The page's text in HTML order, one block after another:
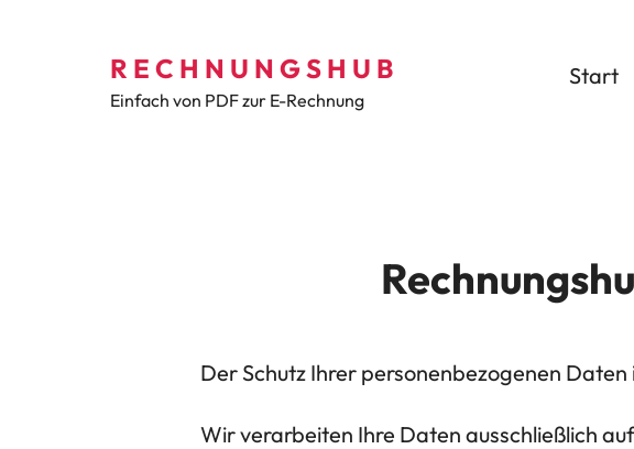
R E C H N U N G S H U B
Einfach von PDF zur E-Rechnung
Start
Der Schutz Ihrer personenbezogenen
Wir verarbeiten Ihre Daten ausschließlich